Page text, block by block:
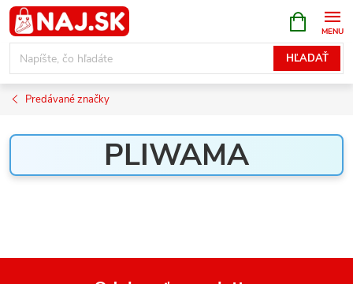
Prejsť
na
obsah
HĽADAŤ
KOŠÍK
Predávané značky
PLIWAMA